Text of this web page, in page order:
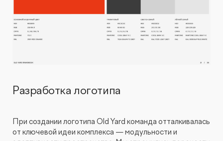
Разработка логотипа
При создании логотипа Old Yard команда отталкивалась
от ключевой идеи комплекса — модульности и